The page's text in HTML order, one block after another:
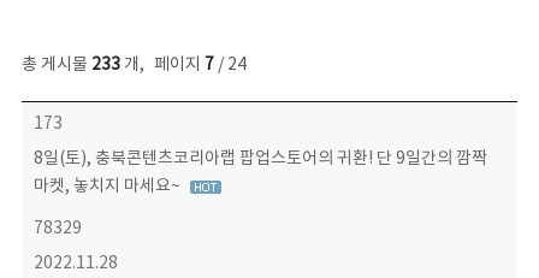
총 게시물 233개, 페이지 7 / 24
보도자료 목록 - 번호, 제목, 작성자, 파일, 조회수, 작성일 정보 제공
173
8일(토), 충북콘텐츠코리아랩 팝업스토어의 귀환! 단 9일간의 깜짝
마켓, 놓치지 마세요~
78329
2022.11.28